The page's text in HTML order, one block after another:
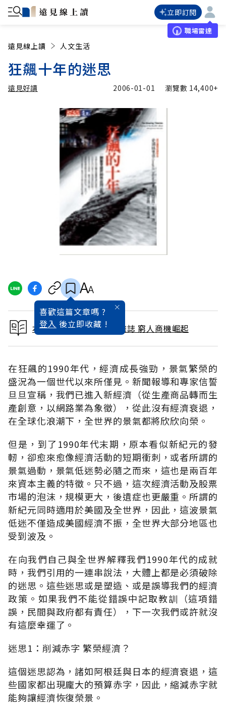
立即訂閱
職場雷達
遠見線上讀 人文生活
狂飆十年的迷思
遠見好讀
遠見好讀 加入追蹤
2006-01-01 瀏覽數 14,400+
喜歡這篇文章嗎 ?
登入 後立即收藏 !
本文出自 2006 / 1月號雜誌 窮人商機崛起
在狂飆的1990年代，經濟成長強勁，景氣繁榮的
盛況為一個世代以來所僅見。新聞報導和專家信誓
旦旦宣稱，我們已進入新經濟（從生產商品轉而生
產創意，以網路業為象徵），從此沒有經濟衰退，
在全球化浪潮下，全世界的景氣都將欣欣向榮。
但是，到了1990年代末期，原本看似新紀元的發
軔，卻愈來愈像經濟活動的短期衝刺，或者所謂的
景氣過動，景氣低迷勢必隨之而來，這也是兩百年
來資本主義的特徵。只不過，這次經濟活動及股票
市場的泡沫，規模更大，後遺症也更嚴重。所謂的
新紀元同時適用於美國及全世界，因此，這波景氣
低迷不僅造成美國經濟不振，全世界大部分地區也
受到波及。
在向我們自己與全世界解釋我們1990年代的成就
時，我們引用的一連串說法，大體上都是必須破除
的迷思。這些迷思或是塑造、或是誤導我們的經濟
政策。如果我們不能從錯誤中記取教訓（這項錯
誤，民間與政府都有責任），下一次我們或許就沒
有這麼幸運了。
迷思1：削減赤字 繁榮經濟？
這個迷思認為，諸如阿根廷與日本的經濟衰退，這
些國家都出現龐大的預算赤字，因此，縮減赤字就
能夠讓經濟恢復榮景。